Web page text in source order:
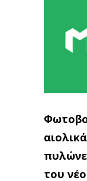
του